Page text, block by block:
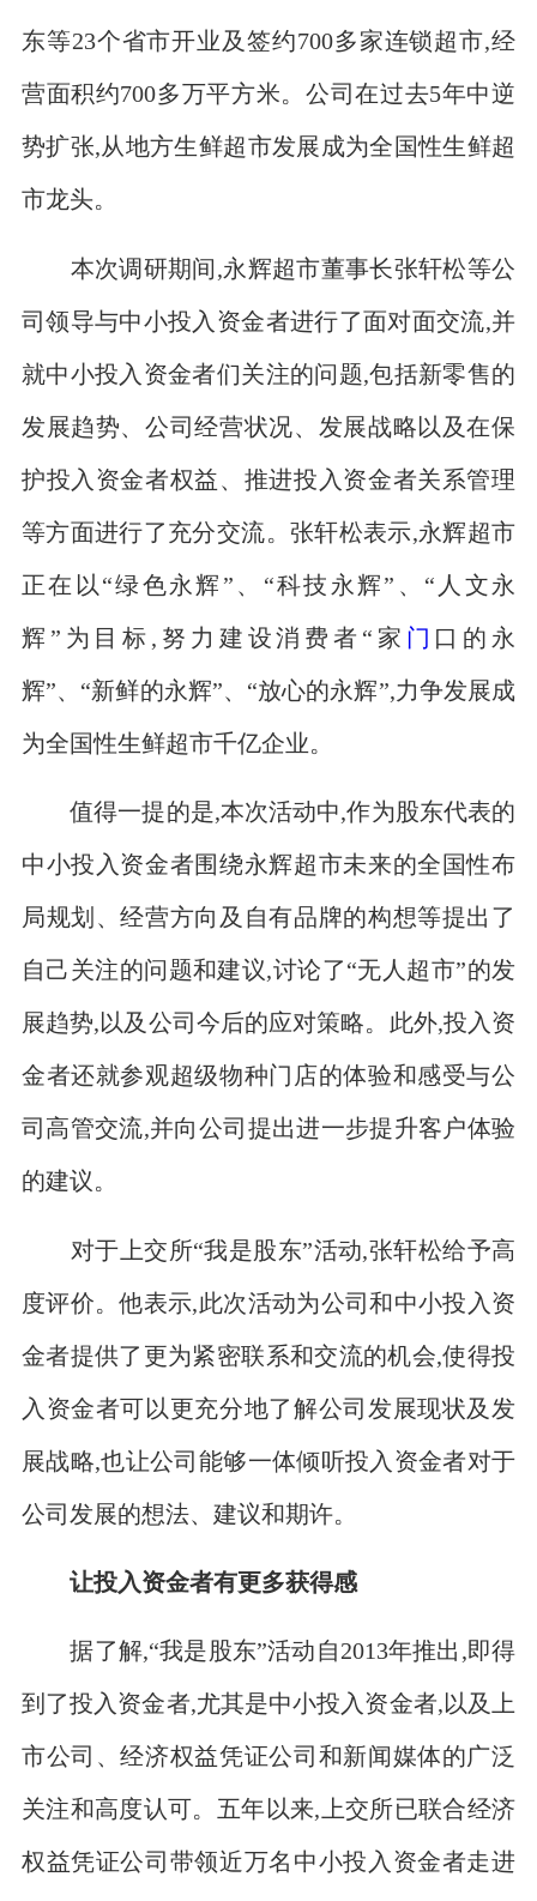
东等23个省市开业及签约700多家连锁超市,经
营面积约700多万平方米。公司在过去5年中逆
势扩张,从地方生鲜超市发展成为全国性生鲜超
市龙头。
本次调研期间,永辉超市董事长张轩松等公
司领导与中小投入资金者进行了面对面交流,并
就中小投入资金者们关注的问题,包括新零售的
发展趋势、公司经营状况、发展战略以及在保
护投入资金者权益、推进投入资金者关系管理
等方面进行了充分交流。张轩松表示,永辉超市
正在以“绿色永辉”、“科技永辉”、“人文永
辉”为目标,努力建设消费者“家 门 口的永
辉”、“新鲜的永辉”、“放心的永辉”,力争发展成
为全国性生鲜超市千亿企业。
值得一提的是,本次活动中,作为股东代表的
中小投入资金者围绕永辉超市未来的全国性布
局规划、经营方向及自有品牌的构想等提出了
自己关注的问题和建议,讨论了“无人超市”的发
展趋势,以及公司今后的应对策略。此外,投入资
金者还就参观超级物种门店的体验和感受与公
司高管交流,并向公司提出进一步提升客户体验
的建议。
对于上交所“我是股东”活动,张轩松给予高
度评价。他表示,此次活动为公司和中小投入资
金者提供了更为紧密联系和交流的机会,使得投
入资金者可以更充分地了解公司发展现状及发
展战略,也让公司能够一体倾听投入资金者对于
公司发展的想法、建议和期许。
让投入资金者有更多获得感
据了解,“我是股东”活动自2013年推出,即得
到了投入资金者,尤其是中小投入资金者,以及上
市公司、经济权益凭证公司和新闻媒体的广泛
关注和高度认可。五年以来,上交所已联合经济
权益凭证公司带领近万名中小投入资金者走进